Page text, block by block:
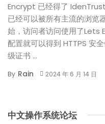
Encrypt 已经得了
已经可以被所有主流的浏览
始，访问者访问使用了Lets
配置就可以得到 HTTPS 安
级证书 ...
By Rain 2024 年 6 月 14 日
中文操作系统论坛